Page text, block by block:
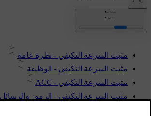
مثبت السرعة التكيفي - نظرة عامة
مثبت السرعة التكيفي - الوظيفة
مثبت السرعة التكيفي - ACC
مثبت السرعة التكيفي - الرموز والرسائل